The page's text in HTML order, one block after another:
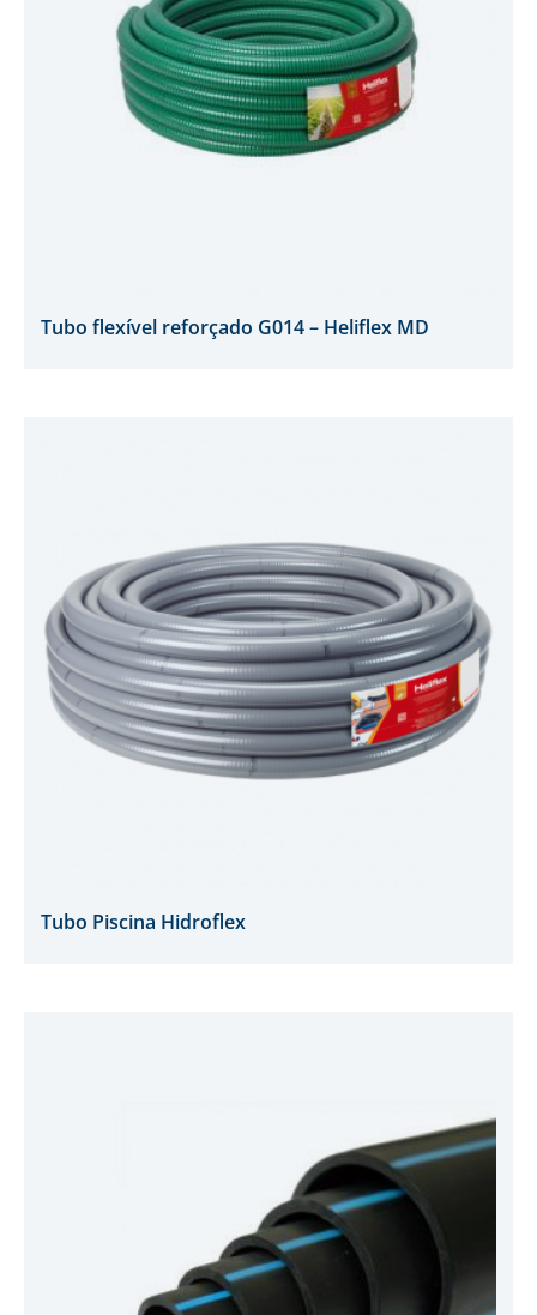
Tubo flexível reforçado G014 – Heliflex MD
Tubo Piscina Hidroflex